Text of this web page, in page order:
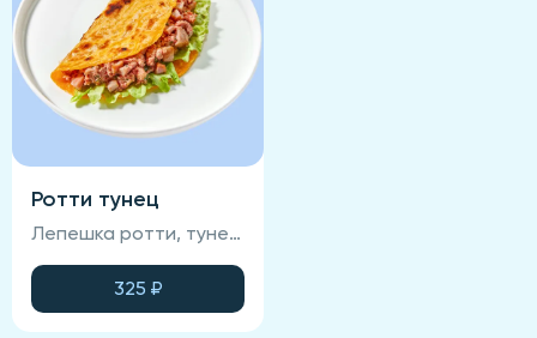
Ротти тунец
Лепешка ротти, тунец, яйцо, васаби, салат айсберг
325 ₽